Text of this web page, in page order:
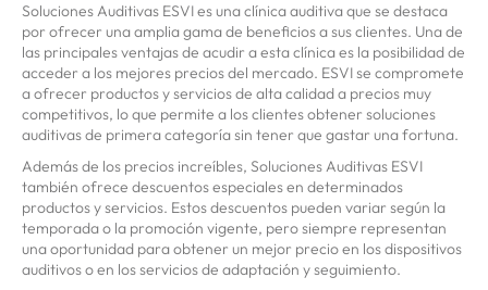
Soluciones Auditivas ESVI es una clínica auditiva que se destaca
por ofrecer una amplia gama de beneficios a sus clientes. Una de
las principales ventajas de acudir a esta clínica es la posibilidad de
acceder a los mejores precios del mercado. ESVI se compromete
a ofrecer productos y servicios de alta calidad a precios muy
competitivos, lo que permite a los clientes obtener soluciones
auditivas de primera categoría sin tener que gastar una fortuna.
Además de los precios increíbles, Soluciones Auditivas ESVI
también ofrece descuentos especiales en determinados
productos y servicios. Estos descuentos pueden variar según la
temporada o la promoción vigente, pero siempre representan
una oportunidad para obtener un mejor precio en los dispositivos
auditivos o en los servicios de adaptación y seguimiento.